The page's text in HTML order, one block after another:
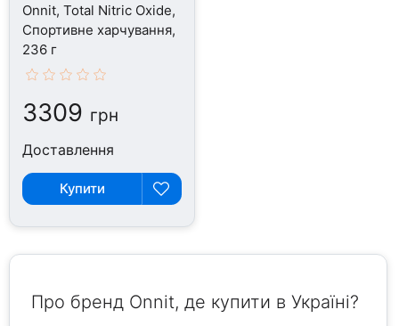
Onnit, Total Nitric Oxide,
Спортивне харчування,
236 г
3309 грн
Доставлення
Купити
Про бренд Onnit, де купити в Україні?